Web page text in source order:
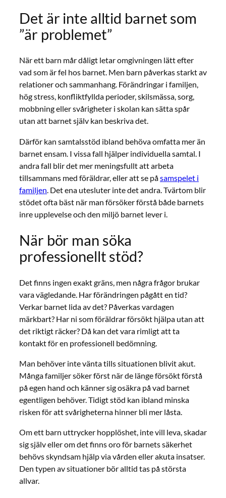
Det är inte alltid barnet som
”är problemet”
När ett barn mår dåligt letar omgivningen lätt efter
vad som är fel hos barnet. Men barn påverkas starkt av
relationer och sammanhang. Förändringar i familjen,
hög stress, konfliktfyllda perioder, skilsmässa, sorg,
mobbning eller svårigheter i skolan kan sätta spår
utan att barnet själv kan beskriva det.
Därför kan samtalsstöd ibland behöva omfatta mer än
barnet ensam. I vissa fall hjälper individuella samtal. I
andra fall blir det mer meningsfullt att arbeta
tillsammans med föräldrar, eller att se påsamspelet i
familjen . Det ena utesluter inte det andra. Tvärtom blir
stödet ofta bäst när man försöker förstå både barnets
inre upplevelse och den miljö barnet lever i.
När bör man söka
professionellt stöd?
Det finns ingen exakt gräns, men några frågor brukar
vara vägledande. Har förändringen pågått en tid?
Verkar barnet lida av det? Påverkas vardagen
märkbart? Har ni som föräldrar försökt hjälpa utan att
det riktigt räcker? Då kan det vara rimligt att ta
kontakt för en professionell bedömning.
Man behöver inte vänta tills situationen blivit akut.
Många familjer söker först när de länge försökt förstå
på egen hand och känner sig osäkra på vad barnet
egentligen behöver. Tidigt stöd kan ibland minska
risken för att svårigheterna hinner bli mer låsta.
Om ett barn uttrycker hopplöshet, inte vill leva, skadar
sig själv eller om det finns oro för barnets säkerhet
behövs skyndsam hjälp via vården eller akuta insatser.
Den typen av situationer bör alltid tas på största
allvar.